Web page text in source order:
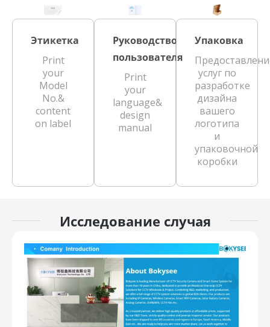
Этикетка
Print
your
Model
No.&
content
on label
Руководство
пользователя
Print
your
language&
design
manual
Упаковка
услуг по
разработке
дизайна
вашего
логотипа
и
упаковочной
коробки
Исследование случая